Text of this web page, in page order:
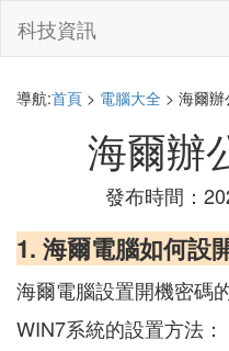
科技資訊
導航:首頁 > 電腦大全 > 海爾
海爾辦
發布時間：
1. 海爾電腦如何設
海爾電腦設置開機密碼
WIN7系統的設置方法：